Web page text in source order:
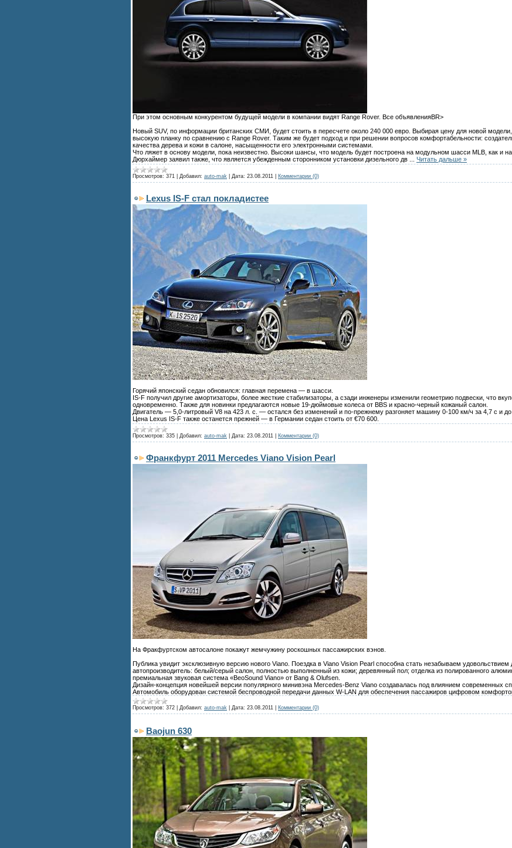
При этом основным конкурентом будущей модели в компании видят Range Rover. Все объявленияBR>
Новый SUV, по информации британских СМИ, будет стоить в пересчете около 240 000 евро. Выбирая цену для новой
высокую планку по сравнению с Range Rover. Таким же будет подход и при решении вопросов комфортабельности:
качества дерева и кожи в салоне, насыщенности его электронными системами.
Что ляжет в основу модели, пока неизвестно. Высоки шансы, что модель будет построена на модульном шасси MLB, как и
Дюрхаймер заявил также, что является убежденным сторонником установки дизельного дв
Читать дальше »
Просмотров: 371 Добавил: auto-mak Дата: 23.08.2011 Комментарии (0)
Lexus IS-F стал покладистее
Горячий японский седан обновился: главная перемена — в шасси.
IS-F получил другие амортизаторы, более жесткие стабилизаторы, а сзади инженеры изменили геометрию подвески, что
одновременно. Также для новинки предлагаются новые 19-дюймовые колеса от BBS и красно-черный кожаный салон.
Двигатель — 5,0-литровый V8 на 423 л. с. — остался без изменений и по-прежнему разгоняет машину 0-100 км/ч за 4,7 с и
Цена Lexus IS-F также останется прежней — в Германии седан стоить от €70 600.
Просмотров: 335 Добавил: auto-mak Дата: 23.08.2011 Комментарии (0)
Франкфурт 2011 Mercedes Viano Vision Pearl
На Фракфуртском автосалоне покажут жемчужину роскошных пассажирских вэнов.
Публика увидит эксклюзивную версию нового Viano. Поездка в Viano Vision Pearl способна стать незабываем
автопроизводитель: белый/серый салон, полностью выполненный из кожи; деревянный пол; отделка из полированного
премиальная звуковая система «BeoSound Viano» от Bang & Olufsen.
Дизайн-концепция новейшей версии популярного минивэна Mercedes-Benz Viano создавалась под влиянием современных
Автомобиль оборудован системой беспроводной передачи данных W-LAN для обеспечения пассажиров цифровом
Просмотров: 372 Добавил: auto-mak Дата: 23.08.2011 Комментарии (0)
Baojun 630